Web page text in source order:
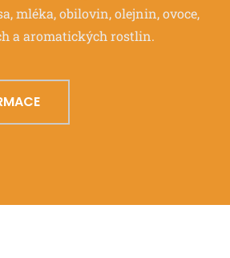
mléka, obilovin, olejnin, ovoce,
a aromatických rostlin.